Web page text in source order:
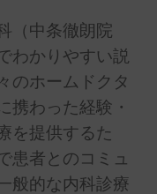
（中条徹朗院
わかりやすい説
のホームドクタ
携わった経験・
を提供するた
患者とのコミュ
般的な内科診療